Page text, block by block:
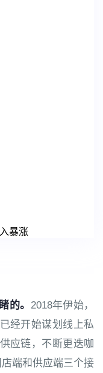
暴涨
的。 2018年伊始，
经开始谋划线上私
应链，不断更迭咖
端和供应端三个接